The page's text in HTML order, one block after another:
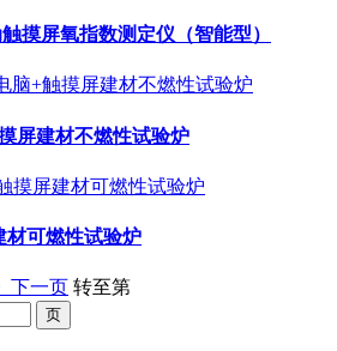
摸屏氧指数测定仪（智能型）
屏建材不燃性试验炉
材可燃性试验炉
下一页 转至第